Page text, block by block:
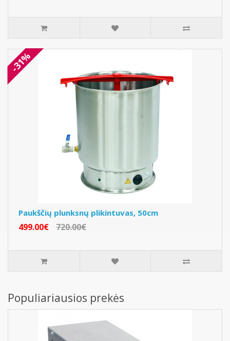
-31%
Paukščių plunksnų plikintuvas, 50cm
499.00€ 720.00€
Populiariausios prekės